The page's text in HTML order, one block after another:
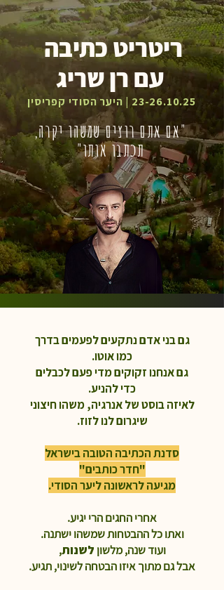
ריטריט כתיבה
עם רן שריג
23-26.10.25 | היער הסודי קפריסין
"אם אתם רוצים שמשהו יקרה,
תכתבו אותו"
גם בני אדם נתקעים לפעמים בדרך
כמו אוטו.
גם אנחנו זקוקים מדי פעם לכבלים
כדי להניע.
לאיזה בוסט של אנרגיה, משהו חיצוני
שיגרום לנו לזוז.
סדנת הכתיבה הטובה בישראל
"חדר כותבים"
מגיעה לראשונה ליער הסודי.
אחרי החגים הרי יגיע.
ואתו כל ההבטחות שמשהו ישתנה.
ועוד שנה, מלשון לשנות,
אבל גם מתוך איזו הבטחה לשינוי, תגיע.